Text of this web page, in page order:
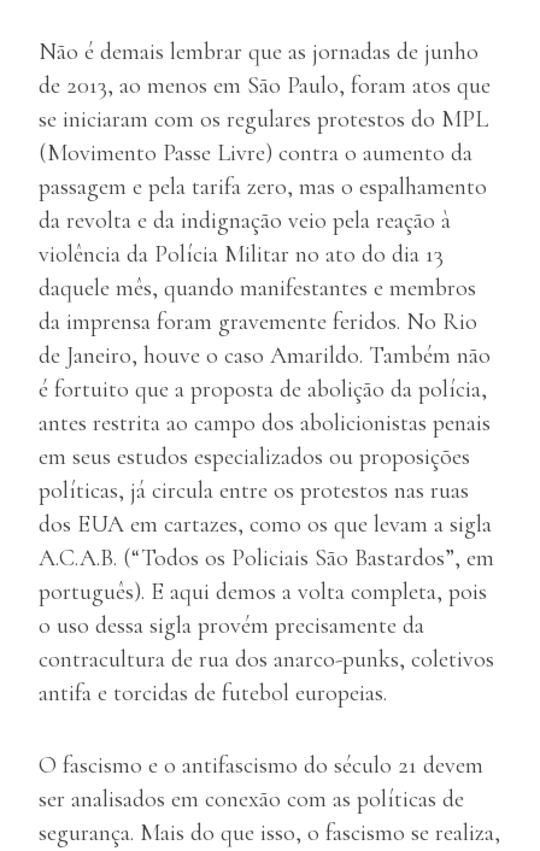
Não é demais lembrar que as jornadas de junho
de 2013, ao menos em São Paulo, foram atos que
se iniciaram com os regulares protestos do MPL
(Movimento Passe Livre) contra o aumento da
passagem e pela tarifa zero, mas o espalhamento
da revolta e da indignação veio pela reação à
violência da Polícia Militar no ato do dia 13
daquele mês, quando manifestantes e membros
da imprensa foram gravemente feridos. No Rio
de Janeiro, houve o caso Amarildo. Também não
é fortuito que a proposta de abolição da polícia,
antes restrita ao campo dos abolicionistas penais
em seus estudos especializados ou proposições
políticas, já circula entre os protestos nas ruas
dos EUA em cartazes, como os que levam a sigla
A.C.A.B. (“Todos os Policiais São Bastardos”, em
português). E aqui demos a volta completa, pois
o uso dessa sigla provém precisamente da
contracultura de rua dos anarco-punks, coletivos
antifa e torcidas de futebol europeias.
O fascismo e o antifascismo do século 21 devem
ser analisados em conexão com as políticas de
segurança. Mais do que isso, o fascismo se realiza,